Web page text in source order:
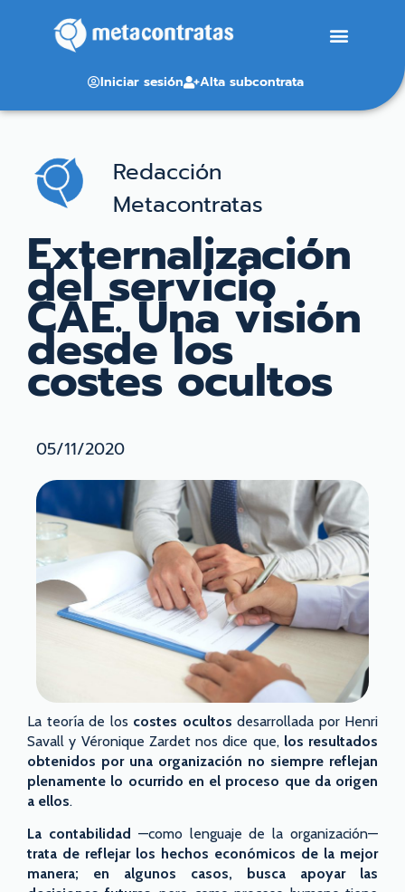
Iniciar sesión Alta subcontrata
Redacción
Metacontratas
Externalización
del servicio
CAE. Una visión
desde los
costes ocultos
05/11/2020
La teoría de los costes ocultos desarrollada por Henri
Savall y Véronique Zardet nos dice que, los resultados
obtenidos por una organización no siempre reflejan
plenamente lo ocurrido en el proceso que da origen
a ellos.
La contabilidad —como lenguaje de la organización—
trata de reflejar los hechos económicos de la mejor
manera; en algunos casos, busca apoyar las